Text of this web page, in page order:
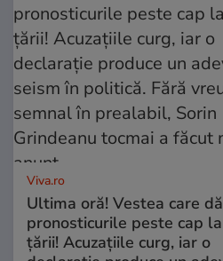
Viva.ro
Ultima oră! Vestea care
pronosticurile peste cap
țării! Acuzațiile curg, iar o